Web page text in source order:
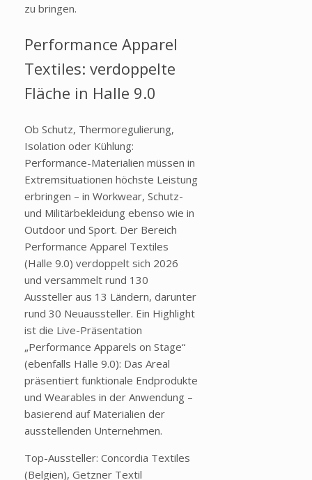
zu bringen.
Performance Apparel
Textiles: verdoppelte
Fläche in Halle 9.0
Ob Schutz, Thermoregulierung,
Isolation oder Kühlung:
Performance-Materialien müssen in
Extremsituationen höchste Leistung
erbringen – in Workwear, Schutz-
und Militärbekleidung ebenso wie in
Outdoor und Sport. Der Bereich
Performance Apparel Textiles
(Halle 9.0) verdoppelt sich 2026
und versammelt rund 130
Aussteller aus 13 Ländern, darunter
rund 30 Neuaussteller. Ein Highlight
ist die Live-Präsentation
„Performance Apparels on Stage“
(ebenfalls Halle 9.0): Das Areal
präsentiert funktionale Endprodukte
und Wearables in der Anwendung –
basierend auf Materialien der
ausstellenden Unternehmen.
Top-Aussteller: Concordia Textiles
(Belgien), Getzner Textil